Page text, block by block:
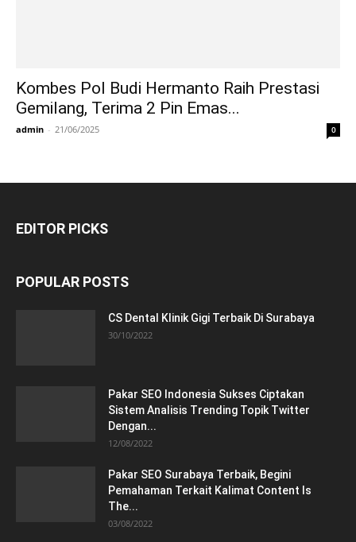
Kombes Pol Budi Hermanto Raih Prestasi
Gemilang, Terima 2 Pin Emas...
admin - 21/06/2025 0
EDITOR PICKS
POPULAR POSTS
CS Dental Klinik Gigi Terbaik Di Surabaya
30/10/2022
Pakar SEO Indonesia Sukses Ciptakan
Sistem Analisis Trending Topik Twitter
Dengan...
12/08/2022
Pakar SEO Surabaya Terbaik, Begini
Pemahaman Terkait Kalimat Content Is
The...
03/08/2022